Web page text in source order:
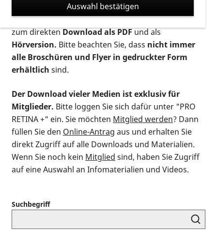
verschiedenen Formaten angeboten: zur
postalischen Bestellung als gedruckte Variante
zum direktenDownload als PDFund als
Hörversion. Bitte beachten Sie, dass nicht immer
alle Broschüren und Flyer in gedruckter Form
erhältlich sind.
Der Download vieler Medien ist exklusiv für
Mitglieder. Bitte loggen Sie sich dafür unter "PRO
RETINA +" ein. Sie möchten Mitglied werden? Dann
füllen Sie den Online-Antrag aus und erhalten Sie
direkt Zugriff auf alle Downloads und Materialien.
Wenn Sie noch kein Mitglied sind, haben Sie Zugriff
auf eine Auswahl an Infomaterialien und Videos.
Suchbegriff
Auswahl bestätigen